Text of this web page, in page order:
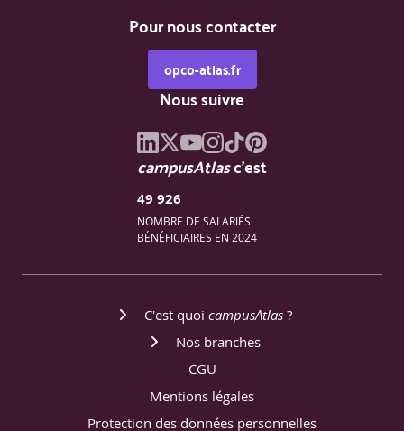
Pour nous contacter
opco-atlas.fr
Nous suivre
campusAtlasc'est
49 926
NOMBRE DE SALARIÉS
BÉNÉFICIAIRES EN 2024
C'est quoi campusAtlas ?
Nos branches
CGU
Mentions légales
Protection des données personnelles